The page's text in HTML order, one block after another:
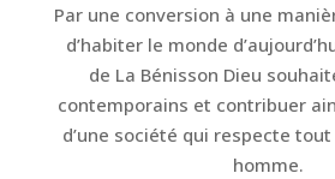
Par une conversion à une
d’habiter le monde
de La Bénisson Dieu
contemporains et contribuer
d’une société qui respecte
homme.